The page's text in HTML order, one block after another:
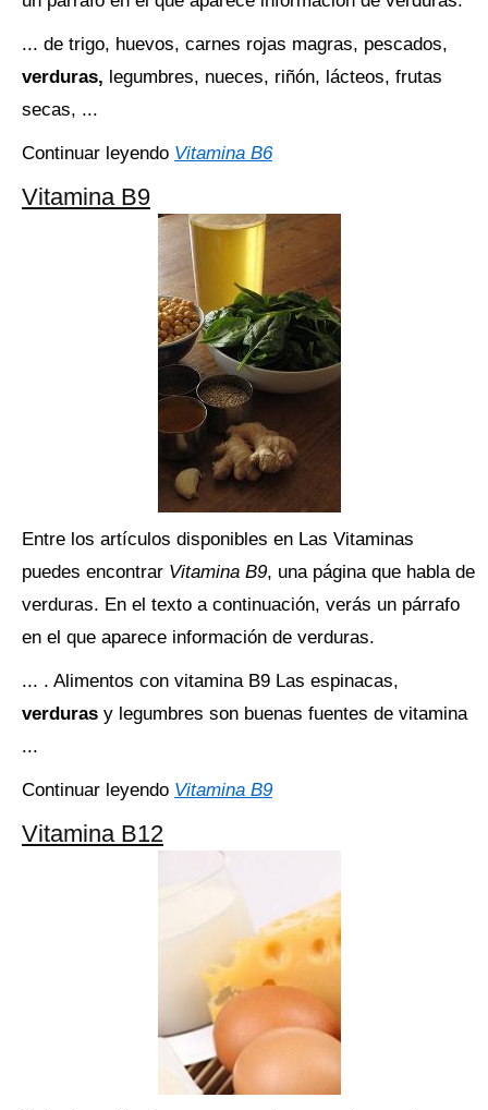
... de trigo, huevos, carnes rojas magras, pescados,
verduras, legumbres, nueces, riñón, lácteos, frutas
secas, ...
Continuar leyendo Vitamina B6
Vitamina B9
Entre los artículos disponibles en Las Vitaminas
puedes encontrar Vitamina B9, una página que habla de
verduras. En el texto a continuación, verás un párrafo
en el que aparece información de verduras.
... . Alimentos con vitamina B9 Las espinacas,
verduras y legumbres son buenas fuentes de vitamina
...
Continuar leyendo Vitamina B9
Vitamina B12